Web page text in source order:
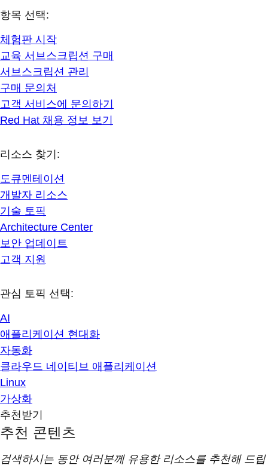
항목 선택:
체험판 시작
교육 서브스크립션 구매
서브스크립션 관리
구매 문의처
고객 서비스에 문의하기
Red Hat 채용 정보 보기
리소스 찾기:
도큐멘테이션
개발자 리소스
기술 토픽
Architecture Center
보안 업데이트
고객 지원
관심 토픽 선택:
AI
애플리케이션 현대화
자동화
클라우드 네이티브 애플리케이션
Linux
가상화
추천받기
추천 콘텐츠
검색하시는 동안 여러분께 유용한 리소스를 추천해 드립